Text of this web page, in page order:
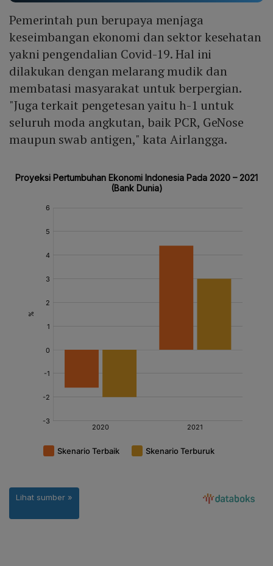
Pemerintah pun berupaya menjaga
keseimbangan ekonomi dan sektor kesehatan
yakni pengendalian Covid-19. Hal ini
dilakukan dengan melarang mudik dan
membatasi masyarakat untuk berpergian.
"Juga terkait pengetesan yaitu h-1 untuk
seluruh moda angkutan, baik PCR, GeNose
maupun swab antigen," kata Airlangga.